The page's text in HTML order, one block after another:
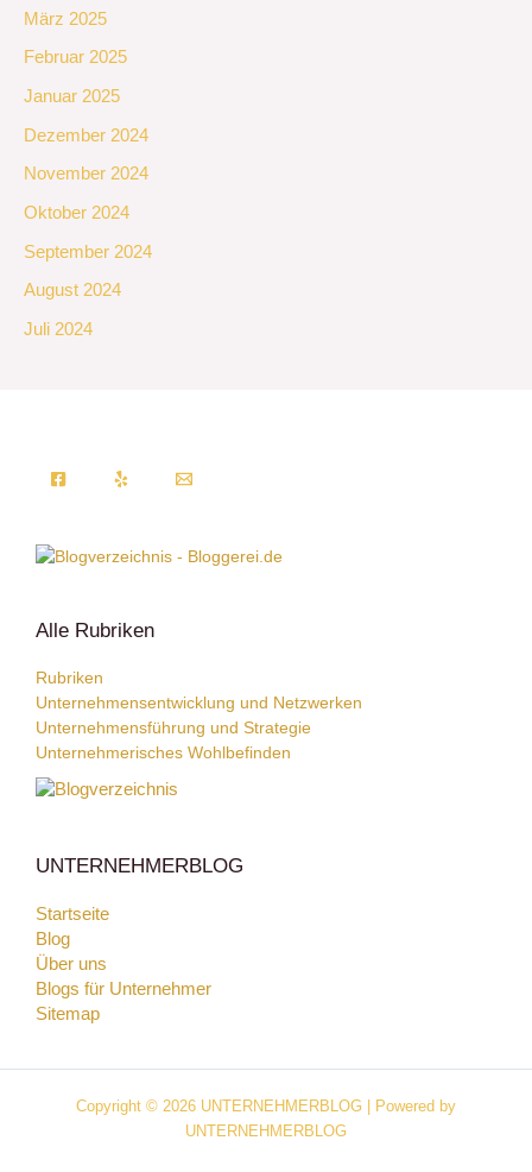
März 2025
Februar 2025
Januar 2025
Dezember 2024
November 2024
Oktober 2024
September 2024
August 2024
Juli 2024
Alle Rubriken
Rubriken
Unternehmensentwicklung und Netzwerken
Unternehmensführung und Strategie
Unternehmerisches Wohlbefinden
UNTERNEHMERBLOG
Startseite
Blog
Über uns
Blogs für Unternehmer
Sitemap
Copyright © 2026 UNTERNEHMERBLOG | Powered by
UNTERNEHMERBLOG